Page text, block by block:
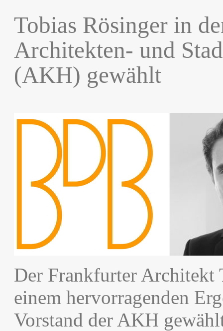
Tobias Rösinger in
Architekten- und
(AKH) gewählt
Der Frankfurter Architekt
einem hervorragenden
Vorstand der AKH